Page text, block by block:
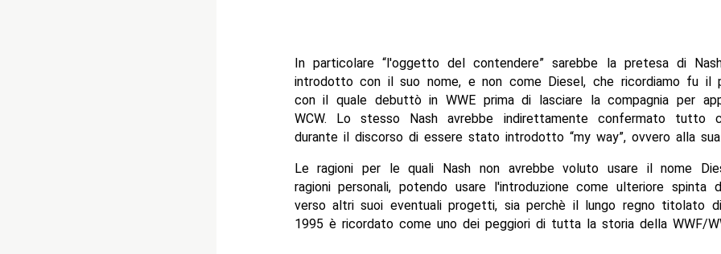
In particolare “l'oggetto del contendere” sarebbe la pretesa di
introdotto con il suo nome, e non come Diesel, che ricordiamo fu il
con il quale debuttò in WWE prima di lasciare la compagnia per
WCW. Lo stesso Nash avrebbe indirettamente confermato tutto
durante il discorso di essere stato introdotto “my way”, ovvero alla sua
Le ragioni per le quali Nash non avrebbe voluto usare il nome
ragioni personali, potendo usare l'introduzione come ulteriore spinta
verso altri suoi eventuali progetti, sia perchè il lungo regno titolato
1995 è ricordato come uno dei peggiori di tutta la storia della WWF/